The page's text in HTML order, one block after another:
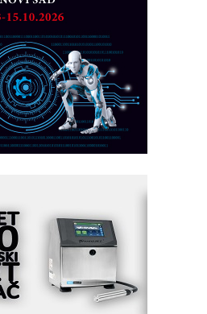
oblika
i mašine za savremena
vaš pouzdan
svoju toplinsku
Robotika vođena
revolucioniše
operator PANEL-OM